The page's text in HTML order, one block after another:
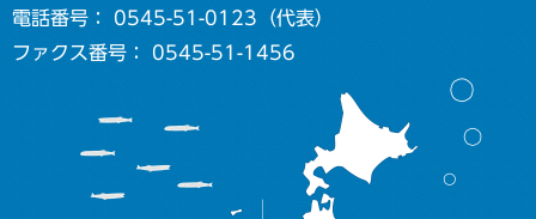
電話番号： 0545-51-0123（代表）
ファクス番号： 0545-51-1456